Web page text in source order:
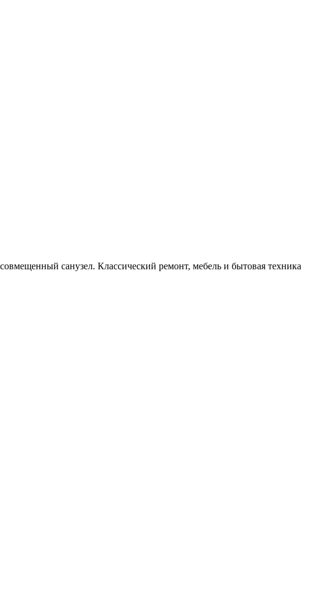
санузел. Классический ремонт, мебель и бытовая техника